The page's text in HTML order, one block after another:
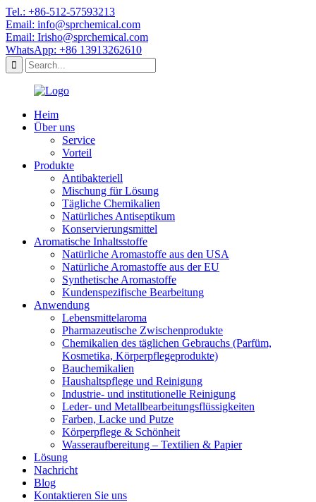
Tel.: +86-512-57593213
Email: info@sprchemical.com
Email: Irisho@sprchemical.com
WhatsApp: +86 13913262610
Heim
Über uns
Service
Vorteil
Produkte
Antibakteriell
Mischung für Lösung
Tägliche Chemikalien
Natürliches Antiseptikum
Konservierungsmittel
Aromatische Inhaltsstoffe
Natürliche Aromastoffe aus den USA
Natürliche Aromastoffe aus der EU
Synthetische Aromastoffe
Kundenspezifische Bearbeitung
Anwendung
Lebensmittelaroma
Pharmazeutische Zwischenprodukte
Chemikalien des täglichen Gebrauchs (Parfüm,
Kosmetika, Körperpflegeprodukte)
Bauchemikalien
Haushaltspflege und Reinigung
Industrie- und institutionelle Reinigung
Leder- und Metallbearbeitungsflüssigkeiten
Farben, Lacke und Putze
Körperpflege & Schönheit
Wasseraufbereitung – Textilien & Papier
Lösung
Nachricht
Blog
Kontaktieren Sie uns